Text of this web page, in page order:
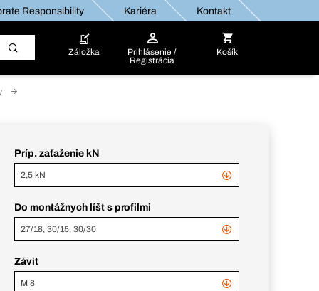
Responsibility Kariéra Kontakt
Záložka
Prihlásenie /
Registrácia
Košík
Príp. zaťaženie kN
2,5 kN
Do montážnych líšt s profilmi
27/18, 30/15, 30/30
Závit
M 8